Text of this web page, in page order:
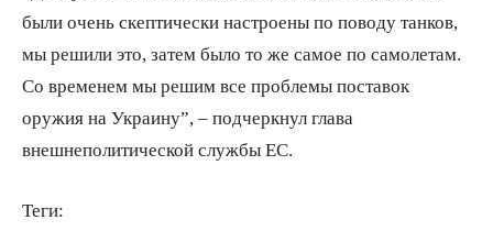
были очень скептически настроены по поводу танков,
мы решили это, затем было то же самое по самолетам.
Со временем мы решим все проблемы поставок
оружия на Украину”, – подчеркнул глава
внешнеполитической службы ЕС.
Теги: